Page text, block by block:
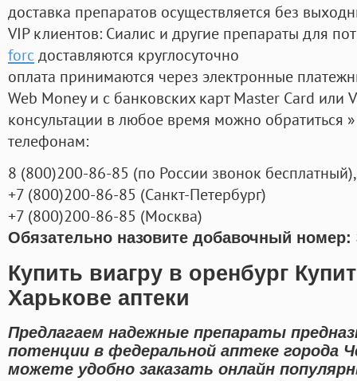
доставка препаратов осуществляется без
VIP клиентов: Сиалис и другие препараты для
forc доставляются круглосуточно
оплата принимаются через электронные
Web Money и с банковских карт Master Card или
консультации в любое время можно обратиться
телефонам:
8 (800)200-86-85 (по России звонок бесплатный),
+7 (800)200-86-85 (Санкт-Петербург)
+7 (800)200-86-85 (Москва)
Обязательно назовите добавочный номер:
Купить виагру в оренбург
Харькове аптеки
Предлагаем надежные препараты
потенции в федеральной аптеке города
можете удобно заказать онлайн